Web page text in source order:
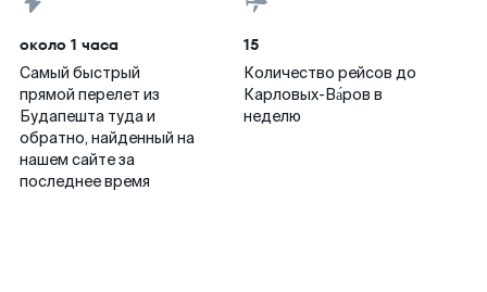
около 1 часа
Самый быстрый
прямой перелет из
Будапешта туда и
обратно, найденный на
нашем сайте за
последнее время
15
Количество рейсов до
Карловых-Ва́ров в
неделю